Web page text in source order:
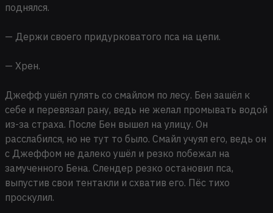
поднялся.
— Держи своего придурковатого пса на цепи.
— Хрен.
Джефф ушёл гулять со смайлом по лесу. Бен зашёл к
себе и перевязал рану, ведь не желал промывать водой
из-за страха. После Бен вышел на улицу. Он
расслабился, но не тут то было. Смайл учуял его, ведь он
с Джеффом не далеко ушёл и резко побежал на
замученного Бена. Слендер резко остановил пса,
выпустив свои тентакли и схватив его. Пёс тихо
проскулил.